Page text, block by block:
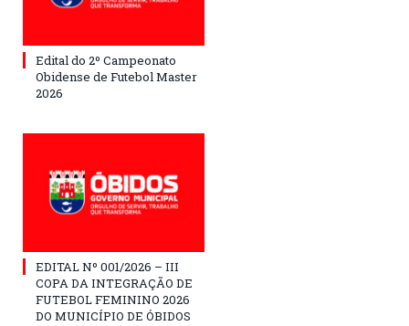
Edital do 2º Campeonato
Obidense de Futebol Master
2026
EDITAL Nº 001/2026 – III
COPA DA INTEGRAÇÃO DE
FUTEBOL FEMININO 2026
DO MUNICÍPIO DE ÓBIDOS